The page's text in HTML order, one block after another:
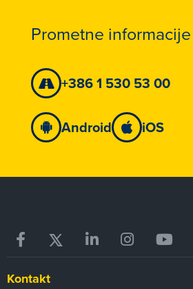
Prometne informacije
+386 1 530 53 00
Android iOS
Kontakt